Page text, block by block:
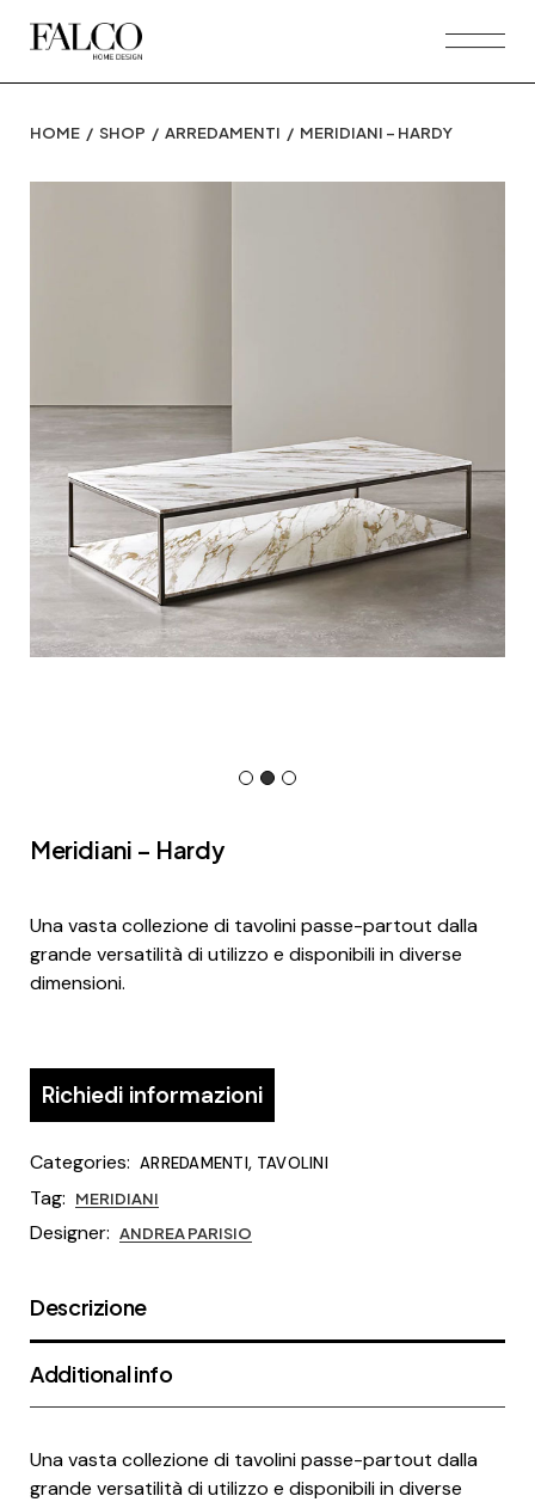
HOME SHOP ARREDAMENTI MERIDIANI – HARDY
Meridiani – Hardy
Una vasta collezione di tavolini passe-partout dalla
grande versatilità di utilizzo e disponibili in diverse
dimensioni.
Richiedi informazioni
Categories: ARREDAMENTI, TAVOLINI
Tag: MERIDIANI
Designer: ANDREA PARISIO
Descrizione
Additional info
Una vasta collezione di tavolini passe-partout dalla
grande versatilità di utilizzo e disponibili in diverse